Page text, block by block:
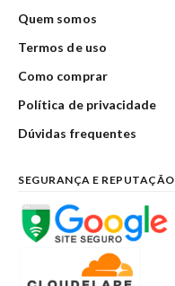
Quem somos
Termos de uso
Como comprar
Política de privacidade
Dúvidas frequentes
SEGURANÇA E REPUTAÇÃO